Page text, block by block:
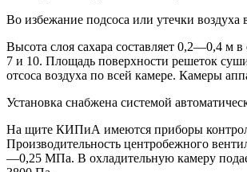
Во избежание подсоса или утечки
Высота слоя сахара составляет 0,2—0,4 м
7 и 10. Площадь поверхности решеток
отсоса воздуха по всей камере. Камеры
Установка снабжена системой
На щите КИПиА имеются приборы контроля
Производительность центробежного
—0,25 МПа. В охладительную камеру